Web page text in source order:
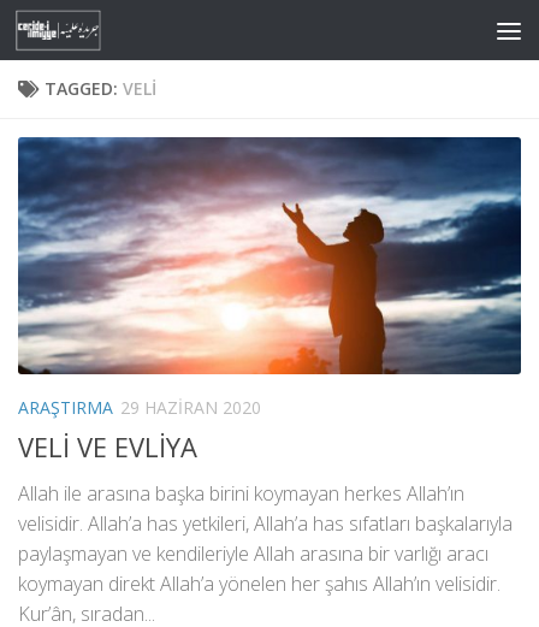
Skip to content
TAGGED: VELI
ARAŞTIRMA 29 HAZIRAN 2020
VELİ VE EVLİYA
Allah ile arasına başka birini koymayan herkes Allah’ın
velisidir. Allah’a has yetkileri, Allah’a has sıfatları başkalarıyla
paylaşmayan ve kendileriyle Allah arasına bir varlığı aracı
koymayan direkt Allah’a yönelen her şahıs Allah’ın velisidir.
Kur’ân, sıradan...